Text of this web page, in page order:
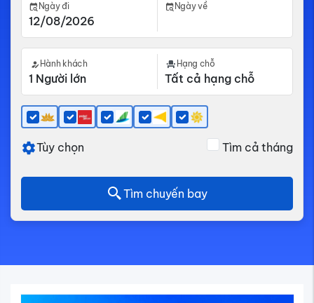
Ngày đi Ngày về
Hành khách Hạng chỗ
Tùy chọn Tìm cả tháng
Tìm chuyến bay